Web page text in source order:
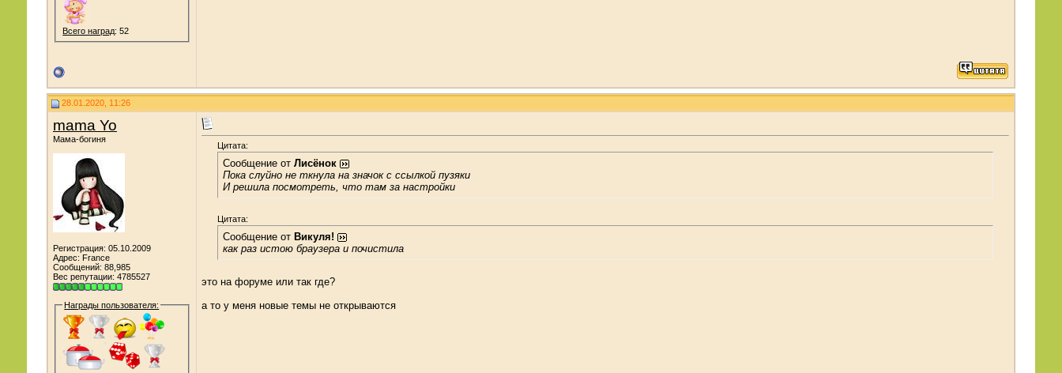
Всего наград: 52
28.01.2020, 11:26
mama Yo
Мама-богиня
Регистрация: 05.10.2009
Адрес: France
Сообщений: 88,985
Вес репутации: 4785527
Награды пользователя:
Цитата:
Сообщение от Лисёнок
Пока слуйно не ткнула на значок с ссылкой пузяки
И решила посмотреть, что там за настройки
Цитата:
Сообщение от Викуля!
как раз истою браузера и почистила
это на форуме или так где?
а то у меня новые темы не открываются